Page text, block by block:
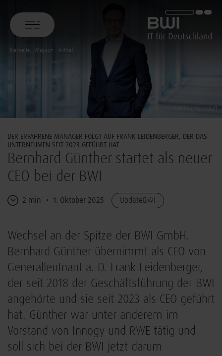
BWI GmbH
Startseite Magazin Artikel
© BWI GmbH/Ilya Pusenkoff
DER ERFAHRENE MANAGER FOLGT AUF FRANK LEIDENBERGER, DER DAS
UNTERNEHMEN SEIT 2023 GEFÜHRT HAT
Bernhard Günther startet als neuer
CEO bei der BWI
2 min 1. Oktober 2025 UpdateBWI
Wechsel an der Spitze der BWI GmbH.
Bernhard Günther übernimmt als CEO von
Generalleutnant a. D. Frank Leidenberger,
der seit 2018 der Geschäftsführung der BWI
angehörte und sie seit 2023 als CEO geführt
hat. Günther war unter anderem im
Vorstand von Innogy und RWE tätig und
soll sich bei der BWI jetzt darum